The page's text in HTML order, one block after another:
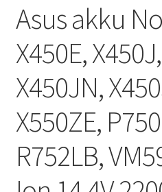
Asus akku
X450E,
X450JN,
X550ZE,
R752LB,